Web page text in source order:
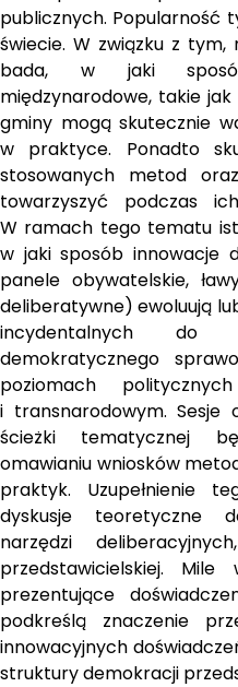
publicznych. Popularność
świecie. W związku z
bada, w jaki
międzynarodowe, takie jak
gminy mogą skutecznie
w praktyce. Ponadto
stosowanych metod
towarzyszyć podczas
W ramach tego tematu
w jaki sposób innowacje
panele obywatelskie,
deliberatywne) ewoluują
incydentalnych do
demokratycznego
poziomach
i transnarodowym.
ścieżki tematycznej
omawianiu wniosków
praktyk. Uzupełnienie
dyskusje teoretyczne
narzędzi
przedstawicielskiej.
prezentujące
podkreślą znaczenie
innowacyjnych
struktury demokracji